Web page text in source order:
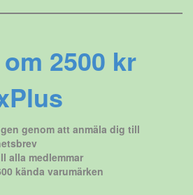
2500 kr
genom att anmäla dig till
alla medlemmar
kända varumärken